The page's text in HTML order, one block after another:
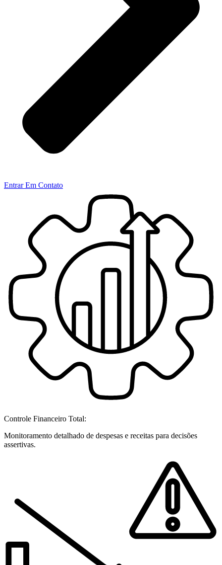
Entrar Em Contato
Controle Financeiro Total:
Monitoramento detalhado de despesas e receitas para decisões
assertivas.